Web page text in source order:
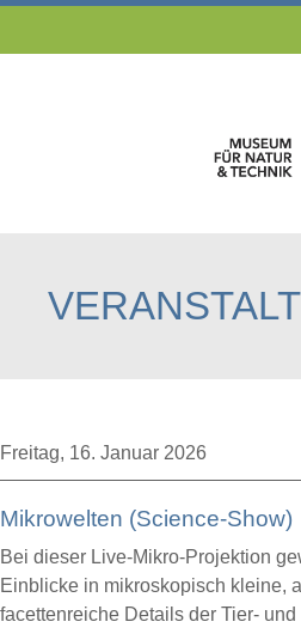
Freitag, 16. Januar 2026
Mikrowelten (Science-Show)
Bei dieser Live-Mikro-Projektion
Einblicke in mikroskopisch kleine,
facettenreiche Details der Tier-